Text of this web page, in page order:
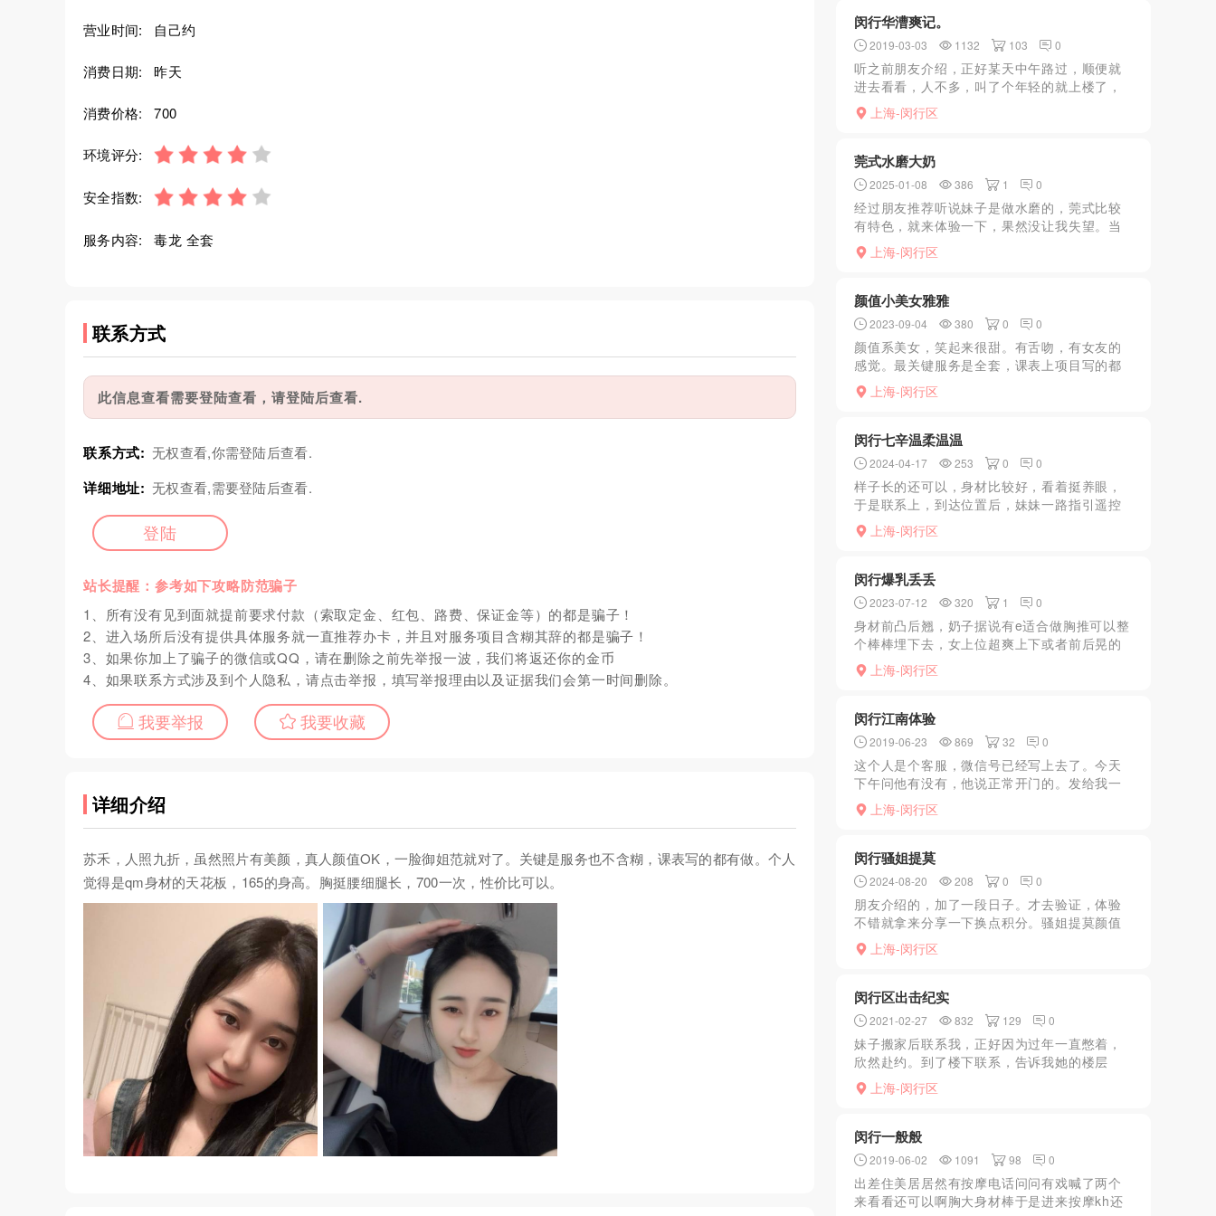
营业时间: 自己约
消费日期: 昨天
消费价格: 700
环境评分:
安全指数:
服务内容: 毒龙 全套
联系方式
此信息查看需要登陆查看，请登陆后查看.
联系方式: 无权查看,你需登陆后查看.
详细地址: 无权查看,需要登陆后查看.
登陆
站长提醒：参考如下攻略防范骗子
1、所有没有见到面就提前要求付款（索取定金、红包、路费、保证金等）的都是骗子！
2、进入场所后没有提供具体服务就一直推荐办卡，并且对服务项目含糊其辞的都是骗子！
3、如果你加上了骗子的微信或QQ，请在删除之前先举报一波，我们将返还你的金币
4、如果联系方式涉及到个人隐私，请点击举报，填写举报理由以及证据我们会第一时间删除。
我要举报 我要收藏
详细介绍
苏禾，人照九折，虽然照片有美颜，真人颜值OK，一脸御姐范就对了。关键是服务也不含糊，课表写的都有做。个人
觉得是qm身材的天花板，165的身高。胸挺腰细腿长，700一次，性价比可以。
闵行华漕爽记。
2019-03-03 1132 103 0
听之前朋友介绍，正好某天中午路过，顺便就
进去看看，人不多，叫了个年轻的就上楼了，
进去洗澡，然后妹子安徽人，长得一般，挺
骚，环境还可以，一顿神操作交货散人，
上海-闵行区
莞式水磨大奶
2025-01-08 386 1 0
经过朋友推荐听说妹子是做水磨的，莞式比较
有特色，就来体验一下，果然没让我失望。当
天出发前和妹子预约时间，然后到达目的地，
一进门妹子是照片本人，还是很热情的，话不
上海-闵行区
颜值小美女雅雅
2023-09-04 380 0 0
颜值系美女，笑起来很甜。有舌吻，有女友的
感觉。最关键服务是全套，课表上项目写的都
有做，这一点已经很难得了，毒珑做的很认
真，口技了得。据说她有姐妹可以双飞，我那
上海-闵行区
闵行七辛温柔温温
2024-04-17 253 0 0
样子长的还可以，身材比较好，看着挺养眼，
于是联系上，到达位置后，妹妹一路指引遥控
上楼，进门看见真人和照片差别不大，。妹妹
很温柔，火辣高挑的身材，很热情的欢迎进
上海-闵行区
闵行爆乳丢丢
2023-07-12 320 1 0
身材前凸后翘，奶子据说有e适合做胸推可以整
个棒棒埋下去，女上位超爽上下或者前后晃的
眼都花了，服务态度认真花样多有制服丝袜，
最近玩了几次8块的比6块的要好一截
上海-闵行区
闵行江南体验
2019-06-23 869 32 0
这个人是个客服，微信号已经写上去了。今天
下午问他有没有，他说正常开门的。发给我一
个百果园的位置。然后我就开车去了那个地
方。那个地方停车还是蛮方便的。到了地方之
上海-闵行区
闵行骚姐提莫
2024-08-20 208 0 0
朋友介绍的，加了一段日子。才去验证，体验
不错就拿来分享一下换点积分。骚姐提莫颜值
不错，狐狸眼妩媚勾人，个子160胸有C杯，身
材好。服务是全套，鸳鸯浴，漫游，毒龙啥都
上海-闵行区
闵行区出击纪实
2021-02-27 832 129 0
妹子搬家后联系我，正好因为过年一直憋着，
欣然赴约。到了楼下联系，告诉我她的楼层
号，然后她说没吃饭，让我买份面带上去，反
正也没几个钱，就去买了。上到门口，门开着
上海-闵行区
闵行一般般
2019-06-02 1091 98 0
出差住美居居然有按摩电话问问有戏喊了两个
来看看还可以啊胸大身材棒于是进来按摩kh还